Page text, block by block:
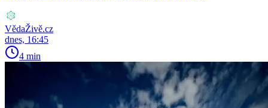
VědaŽivě.cz
dnes, 16:45
4 min